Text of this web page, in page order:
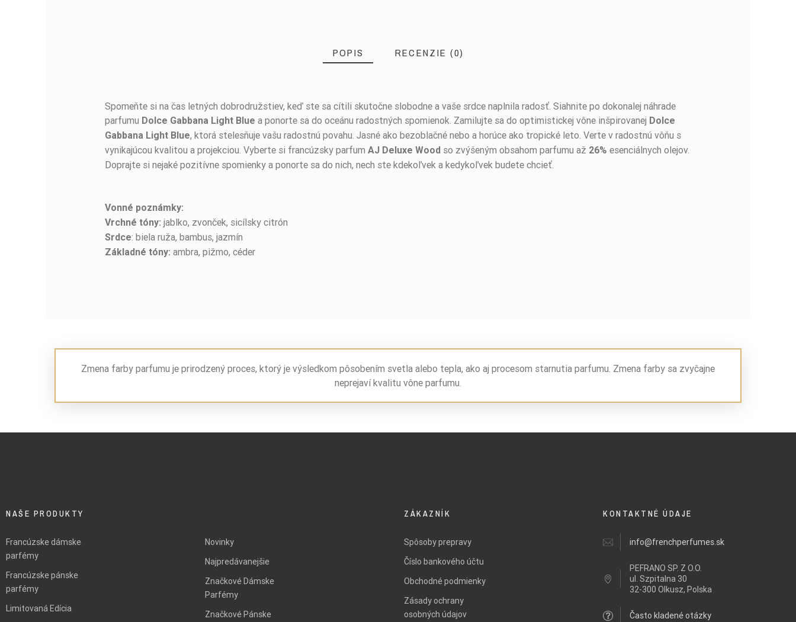
POPIS RECENZIE (0)
Spomeňte si na čas letných dobrodružstiev, keď ste sa cítili skutočne slobodne a vaše srdce naplnila radosť. Siahnite po dokonalej náhrade
parfumu Dolce Gabbana Light Blue a ponorte sa do oceánu radostných spomienok. Zamilujte sa do optimistickej vône inšpirovanej Dolce
Gabbana Light Blue, ktorá stelesňuje vašu radostnú povahu. Jasné ako bezoblačné nebo a horúce ako tropické leto. Verte v radostnú vôňu s
vynikajúcou kvalitou a projekciou. Vyberte si francúzsky parfumAJ Deluxe Wood so zvýšeným obsahom parfumu až 26% esenciálnych olejov.
Doprajte si nejaké pozitívne spomienky a ponorte sa do nich, nech ste kdekoľvek a kedykoľvek budete chcieť.
Vonné poznámky:
Vrchné tóny: jablko, zvonček, sicílsky citrón
Srdce: biela ruža, bambus, jazmín
Základné tóny: ambra, pižmo, céder
BUĎTE PRVÝ, KTO NAPÍŠE RECENZIU!
Zmena farby parfumu je prirodzený proces, ktorý je výsledkom pôsobením svetla alebo tepla, ako aj procesom starnutia parfumu. Zmena farby sa zvyčajne
neprejaví kvalitu vône parfumu.
NAŠE PRODUKTY
Francúzske dámske
parfémy
Francúzske pánske
parfémy
Limitovaná Edícia
Novinky
Najpredávanejšie
Značkové Dámske
Parfémy
Značkové Pánske
ZÁKAZNÍK
Spôsoby prepravy
Číslo bankového účtu
Obchodné podmienky
Zásady ochrany
osobných údajov
KONTAKTNÉ ÚDAJE
info@frenchperfumes.sk
PEFRANO SP. Z O.O.
ul. Szpitalna 30
32-300 Olkusz, Polska
Často kladené otázky